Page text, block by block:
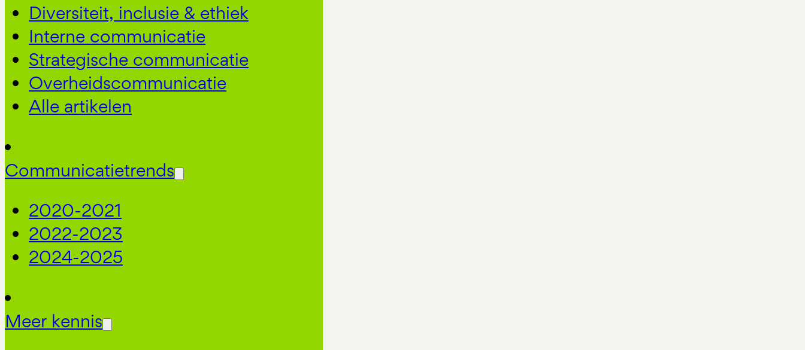
Diversiteit, inclusie & ethiek
Interne communicatie
Strategische communicatie
Overheidscommunicatie
Alle artikelen
Communicatietrends
2020-2021
2022-2023
2024-2025
Meer kennis